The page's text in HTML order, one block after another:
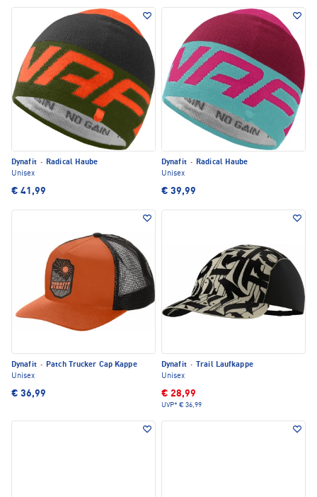
Dynafit · Radical Haube
Unisex
€ 41,99
Dynafit · Radical Haube
Unisex
€ 39,99
Dynafit · Patch Trucker Cap Kappe
Unisex
€ 36,99
Dynafit ·
Trail Laufkappe
Unisex
€ 28,99
UVP* € 36,99